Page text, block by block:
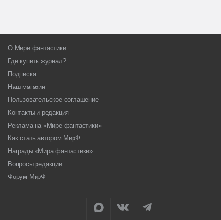
О Мире фантастики
Где купить журнал?
Подписка
Наш магазин
Пользовательское соглашение
Контакты и редакция
Реклама на «Мире фантастики»
Как стать автором МирФ
Награды «Мира фантастики»
Вопросы редакции
Форум МирФ